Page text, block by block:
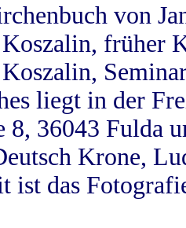
von
früher
liegt in der
8, 36043 Fulda
Krone,
ist das